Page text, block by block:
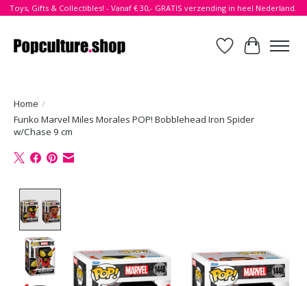
Toys, Gifts & Collectibles! - Vanaf € 30,- GRATIS verzending in heel Nederland.
Verlanglijst
Home /
Funko Marvel Miles Morales POP! Bobblehead Iron Spider
w/Chase 9 cm